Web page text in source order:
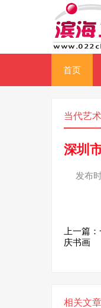
首页
当代艺术
深圳
发布
上一篇：
庆书画
相关文章